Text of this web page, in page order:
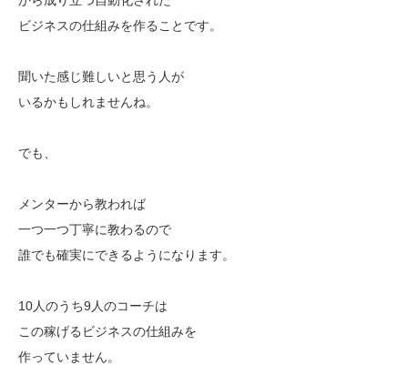
ビジネスの仕組みを作ることです。
聞いた感じ難しいと思う人が
いるかもしれませんね。
でも、
メンターから教われば
一つ一つ丁寧に教わるので
誰でも確実にできるようになります。
10人のうち9人のコーチは
この稼げるビジネスの仕組みを
作っていません。